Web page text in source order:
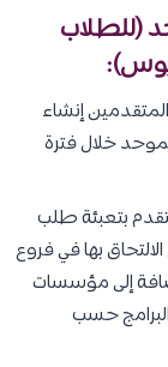
(للطلاب
إنشاء
خلال فترة
بتعبئة طلب
الالتحاق بها في فروع
إلى مؤسسات
حسب